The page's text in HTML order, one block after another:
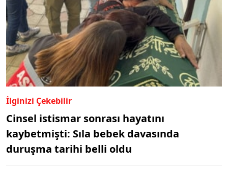
İlginizi Çekebilir
Cinsel istismar sonrası hayatını
kaybetmişti: Sıla bebek davasında
duruşma tarihi belli oldu